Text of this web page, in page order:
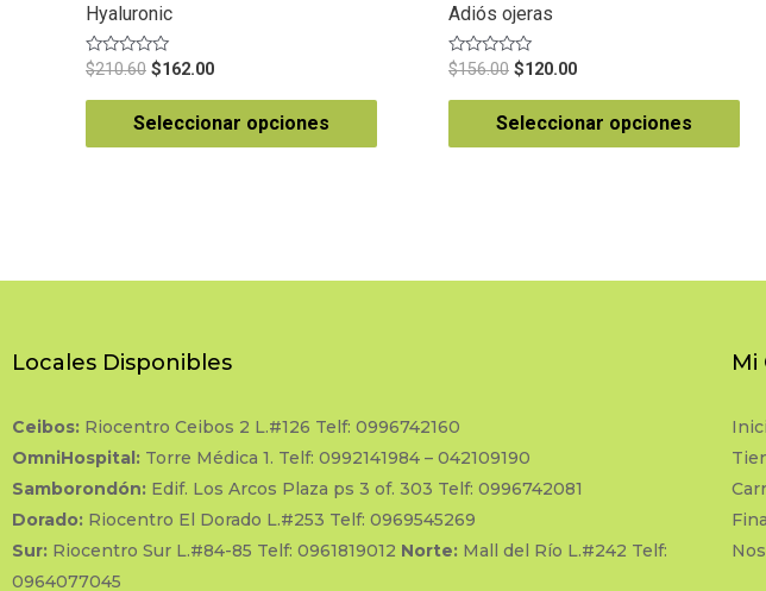
Hyaluronic
Valorado
en
0
$210.60 $162.00
Seleccionar opciones
Adiós ojeras
Valorado
en
0
$156.00 $120.00
Seleccionar opciones
Locales Disponibles
Ceibos: Riocentro Ceibos 2 L.#126 Telf: 0996742160
OmniHospital: Torre Médica 1. Telf: 0992141984 – 042109190
Samborondón: Edif. Los Arcos Plaza ps 3 of. 303 Telf: 0996742081
Dorado: Riocentro El Dorado L.#253 Telf: 0969545269
Sur: Riocentro Sur L.#84-85 Telf: 0961819012 Norte: Mall del Río L.#242 Telf:
0964077045
Mi